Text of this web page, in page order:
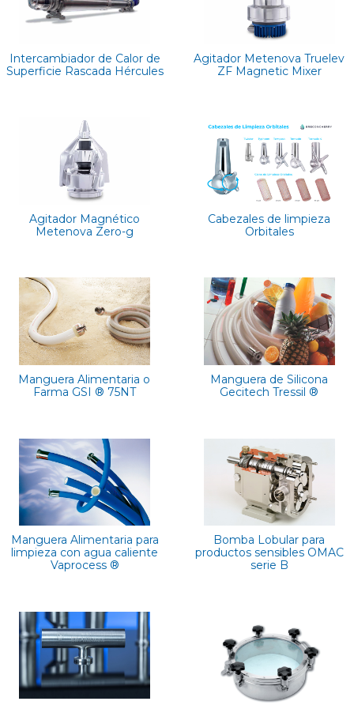
Intercambiador de Calor de
Superficie Rascada Hércules
Agitador Metenova Truelev
ZF Magnetic Mixer
Agitador Magnético
Metenova Zero-g
Cabezales de limpieza
Orbitales
Manguera Alimentaria o
Farma GSI ® 75NT
Manguera de Silicona
Gecitech Tressil ®
Manguera Alimentaria para
limpieza con agua caliente
Vaprocess ®
Bomba Lobular para
productos sensibles OMAC
serie B